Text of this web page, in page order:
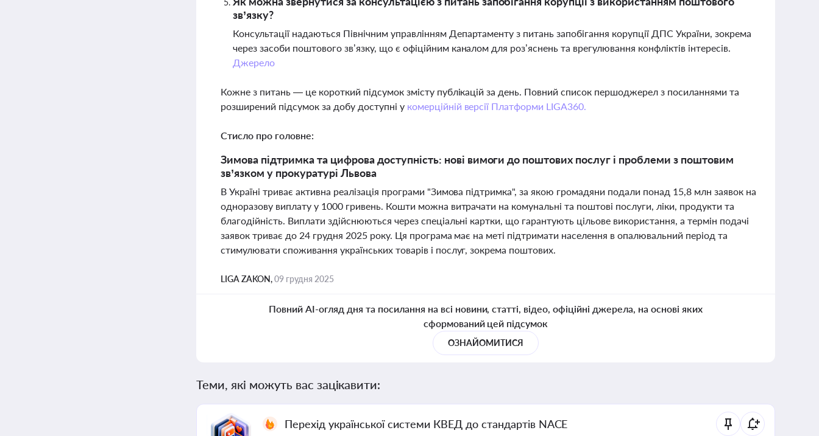
зв’язку?
Консультації надаються Північним управлінням Департаменту з питань запобігання корупції ДПС України, зокрема
через засоби поштового зв’язку, що є офіційним каналом для роз’яснень та врегулювання конфліктів інтересів.
Джерело
Кожне з питань — це короткий підсумок змісту публікацій за день. Повний список першоджерел з посиланнями та
розширений підсумок за добу доступні у комерційній версії Платформи LIGA360.
Стисло про головне:
Зимова підтримка та цифрова доступність: нові вимоги до поштових послуг і проблеми з поштовим
зв’язком у прокуратурі Львова
В Україні триває активна реалізація програми "Зимова підтримка", за якою громадяни подали понад 15,8 млн заявок на
одноразову виплату у 1000 гривень. Кошти можна витрачати на комунальні та поштові послуги, ліки, продукти та
благодійність. Виплати здійснюються через спеціальні картки, що гарантують цільове використання, а термін подачі
заявок триває до 24 грудня 2025 року. Ця програма має на меті підтримати населення в опалювальний період та
стимулювати споживання українських товарів і послуг, зокрема поштових.
LIGA ZAKON,09 грудня 2025
Повний AI-огляд дня та посилання на всі новини, статті, відео, офіційні джерела, на основі яких
сформований цей підсумок
ОЗНАЙОМИТИСЯ
Теми, які можуть вас зацікавити:
Перехід української системи КВЕД до стандартів NACE